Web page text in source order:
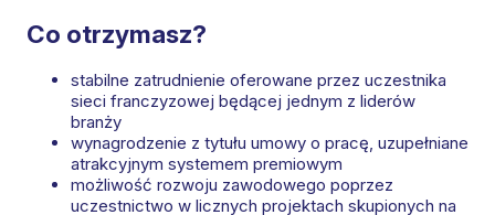
Co otrzymasz?
stabilne zatrudnienie oferowane przez uczestnika
sieci franczyzowej będącej jednym z liderów
branży
wynagrodzenie z tytułu umowy o pracę, uzupełniane
atrakcyjnym systemem premiowym
możliwość rozwoju zawodowego poprzez
uczestnictwo w licznych projektach skupionych na